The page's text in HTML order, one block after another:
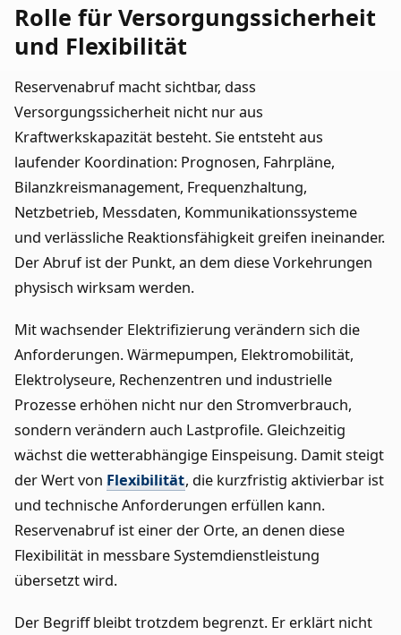
Rolle für Versorgungssicherheit
und Flexibilität
Reservenabruf macht sichtbar, dass
Versorgungssicherheit nicht nur aus
Kraftwerkskapazität besteht. Sie entsteht aus
laufender Koordination: Prognosen, Fahrpläne,
Bilanzkreismanagement, Frequenzhaltung,
Netzbetrieb, Messdaten, Kommunikationssysteme
und verlässliche Reaktionsfähigkeit greifen ineinander.
Der Abruf ist der Punkt, an dem diese Vorkehrungen
physisch wirksam werden.
Mit wachsender Elektrifizierung verändern sich die
Anforderungen. Wärmepumpen, Elektromobilität,
Elektrolyseure, Rechenzentren und industrielle
Prozesse erhöhen nicht nur den Stromverbrauch,
sondern verändern auch Lastprofile. Gleichzeitig
wächst die wetterabhängige Einspeisung. Damit steigt
der Wert von Flexibilität, die kurzfristig aktivierbar ist
und technische Anforderungen erfüllen kann.
Reservenabruf ist einer der Orte, an denen diese
Flexibilität in messbare Systemdienstleistung
übersetzt wird.
Der Begriff bleibt trotzdem begrenzt. Er erklärt nicht